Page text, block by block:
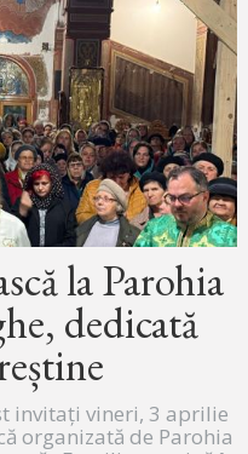
la Parohia
dedicată
invitați vineri, 3 aprilie
organizată de Parohia